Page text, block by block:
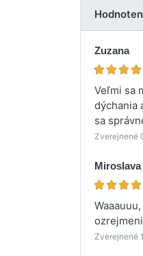
Zuzana
Veľmi sa
dýchania
sa
Zverejnené
Miroslava
Zverejnené